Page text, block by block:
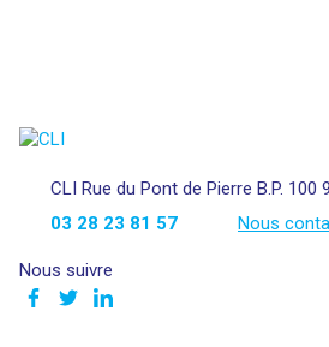
CLI Rue du Pont de Pierre B.P. 100
03 28 23 81 57
Nous
Nous suivre